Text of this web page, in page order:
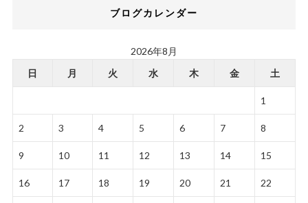
ブログカレンダー
2026年8月
日
月 火 水 木 金 土
1
2 3 4 5 6 7 8
9 10 11 12 13 14 15
16 17 18 19 20 21 22